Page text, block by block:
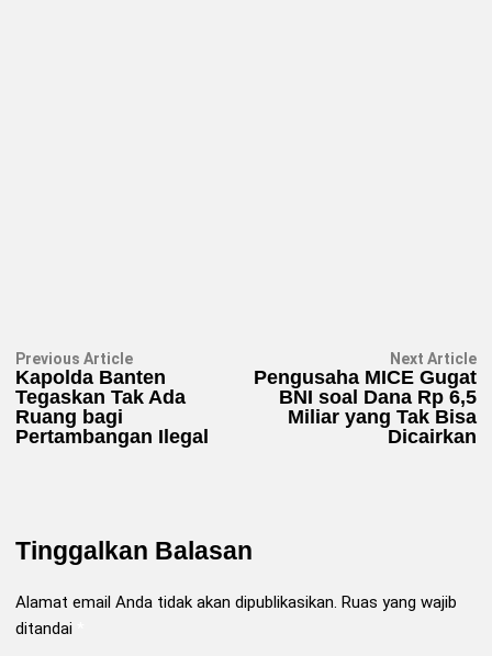
Navigasi
pos
Previous ArticlePrevious
article:
Kapolda Banten
Tegaskan Tak Ada
Ruang bagi
Pertambangan Ilegal
Next Article
Pengusaha MICE Gugat
BNI soal Dana Rp 6,5
Miliar yang Tak Bisa
Dicairkan
Tinggalkan Balasan
Alamat email Anda tidak akan dipublikasikan. Ruas yang wajib
ditandai